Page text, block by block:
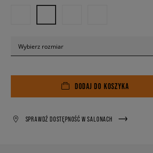
Wybierz rozmiar
DODAJ DO KOSZYKA
SPRAWDŹ DOSTĘPNOŚĆ W SALONACH